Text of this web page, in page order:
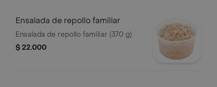
Ensalada de repollo familiar
Ensalada de repollo familiar (370 g)
$ 22.000